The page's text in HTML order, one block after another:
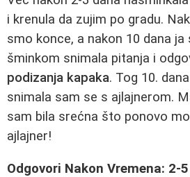
i krenula da zujim po gradu.
smo konce, a nakon 10 dana ja
šminkom snimala pitanja i
podizanja kapaka. Tog 10.
snimala sam se s ajlajnerom.
sam bila srećna što ponovo
ajlajner!
Odgovori Nakon Vremena: 2-